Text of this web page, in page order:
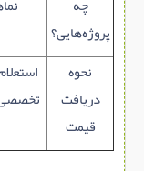
پروژه‌هایی؟
نحوه
دریافت
قیمت